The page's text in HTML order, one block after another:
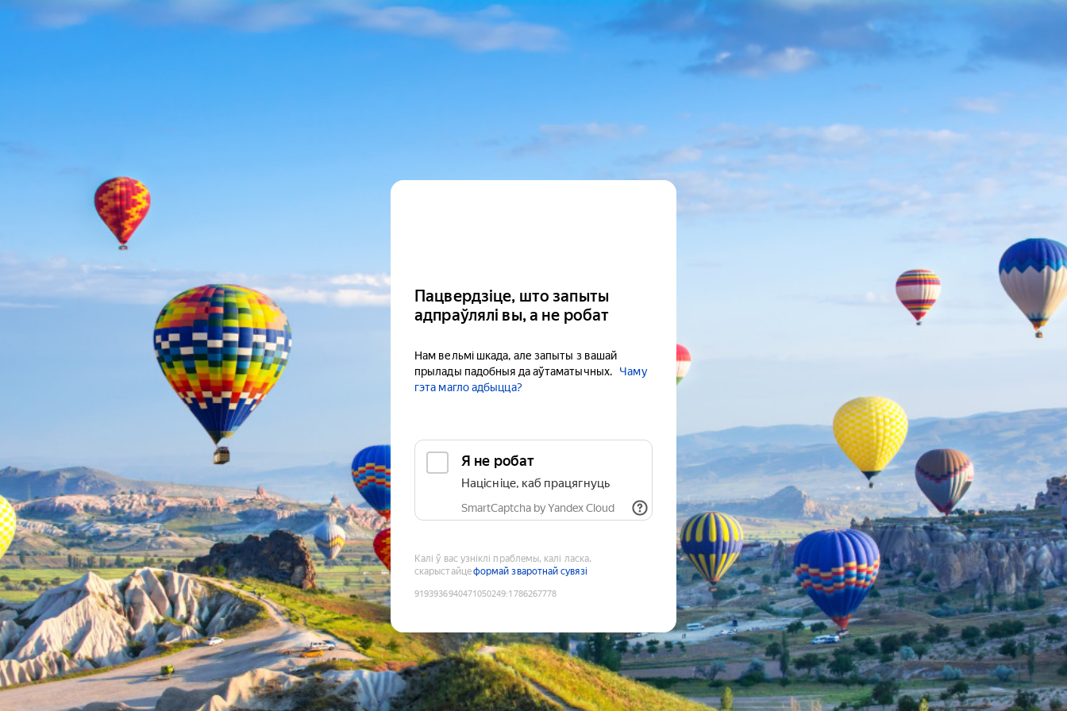
Пацвердзіце, што запыты
адпраўлялі вы, а не робат
Нам вельмі шкада, але запыты з вашай
прылады падобныя да аўтаматычных.
Чаму
гэта магло адбыцца?
Я не робат
Націсніце, каб працягнуць
SmartCaptcha by Yandex Cloud
Калі ў вас узніклі праблемы, калі ласка,
скарыстайцеформай зваротнай сувязі
9193936940471050249:1786267778